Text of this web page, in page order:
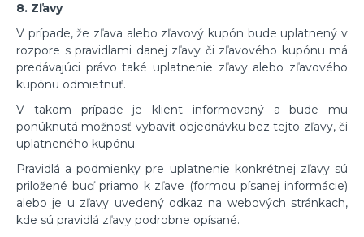
8. Zľavy
V prípade, že zľava alebo zľavový kupón bude uplatnený v
rozpore s pravidlami danej zľavy či zľavového kupónu má
predávajúci právo také uplatnenie zľavy alebo zľavového
kupónu odmietnuť.
V takom prípade je klient informovaný a bude mu
ponúknutá možnosť vybaviť objednávku bez tejto zľavy, či
uplatneného kupónu.
Pravidlá a podmienky pre uplatnenie konkrétnej zľavy sú
priložené buď priamo k zľave (formou písanej informácie)
alebo je u zľavy uvedený odkaz na webových stránkach,
kde sú pravidlá zľavy podrobne opísané.